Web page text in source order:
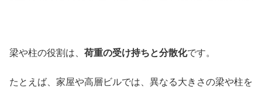
梁や柱の役割は、 荷重の受け持ちと分散化です。
たとえば、家屋や高層ビルでは、異なる大きさの梁や柱を